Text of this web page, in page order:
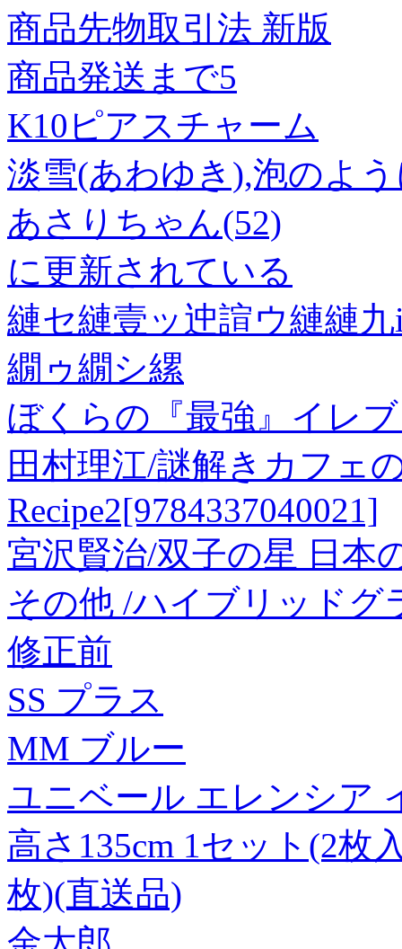
商品先物取引法 新版
商品発送まで5
K10ピアスチャーム
淡雪(あわゆき),泡のよ
あさりちゃん(52)
に更新されている
縺セ縺壹ッ迚諠ウ縺縺
繝ゥ繝シ縲
ぼくらの『最強』イレ
田村理江/謎解きカフェ
Recipe2[9784337040021]
宮沢賢治/双子の星 日本
その他 /ハイブリッドグ
修正前
SS プラス
MM ブルー
ユニベール エレンシア
高さ135cm 1セット(2枚
枚)(直送品)